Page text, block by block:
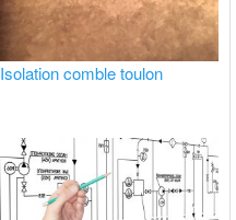
Isolation comble toulon